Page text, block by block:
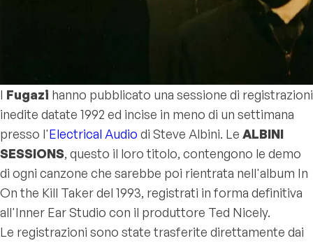
I Fugazi hanno pubblicato una sessione di registrazioni
inedite datate 1992 ed incise in meno di un settimana
presso l'Electrical Audio di Steve Albini. Le ALBINI
SESSIONS, questo il loro titolo, contengono le demo
di ogni canzone che sarebbe poi rientrata nell'album In
On the Kill Takerdel 1993, registrati in forma definitiva
all'Inner Ear Studio con il produttore Ted Nicely.
Le registrazioni sono state trasferite direttamente dai